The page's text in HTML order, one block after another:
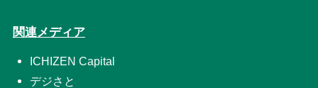
関連メディア
ICHIZEN Capital
デジさと